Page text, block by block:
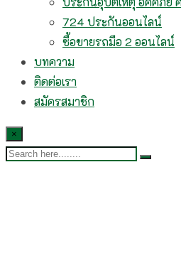
724 ประกันออนไลน์
ซื้อขายรถมือ 2 ออนไลน์
บทความ
ติดต่อเรา
สมัครสมาชิก
×